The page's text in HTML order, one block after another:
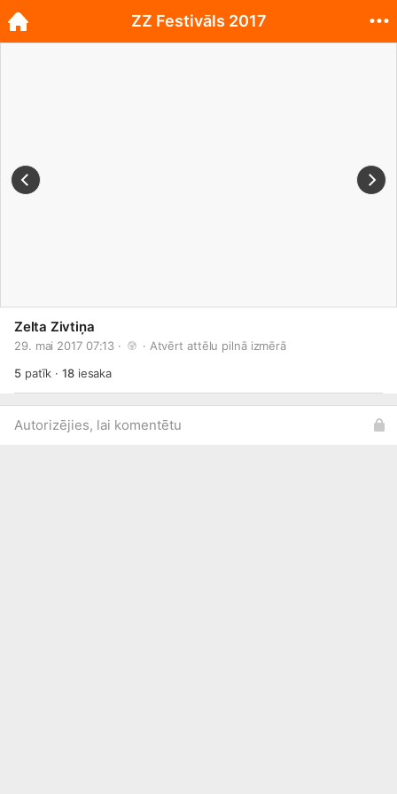
Zelta Zivtiņa
29. mai 2017 07:13 · · Atvērt attēlu pilnā izmērā
5patīk ·18iesaka
Autorizējies, lai komentētu
ZZ Festivāls 2017